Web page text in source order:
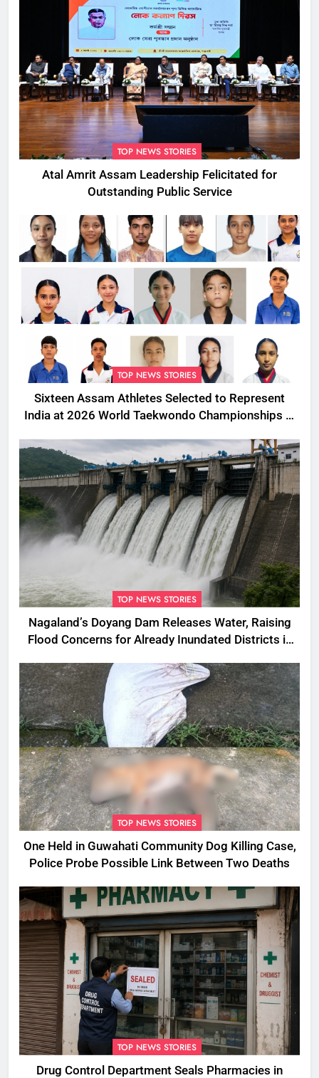
TOP NEWS STORIES
Atal Amrit Assam Leadership Felicitated for
Outstanding Public Service
TOP NEWS STORIES
Sixteen Assam Athletes Selected to Represent
India at 2026 World Taekwondo Championships in
TOP NEWS STORIES
Nagaland’s Doyang Dam Releases Water, Raising
Flood Concerns for Already Inundated Districts in
TOP NEWS STORIES
One Held in Guwahati Community Dog Killing Case,
Police Probe Possible Link Between Two Deaths
TOP NEWS STORIES
Drug Control Department Seals Pharmacies in